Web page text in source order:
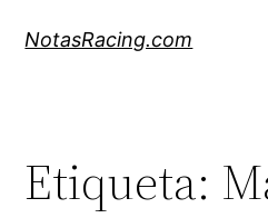
NotasRacing.com
Etiqueta: